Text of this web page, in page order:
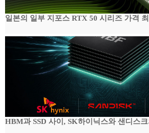
일본의 일부 지포스 RTX 50 시리즈 가격
HBM과 SSD 사이, SK하이닉스와 샌디스